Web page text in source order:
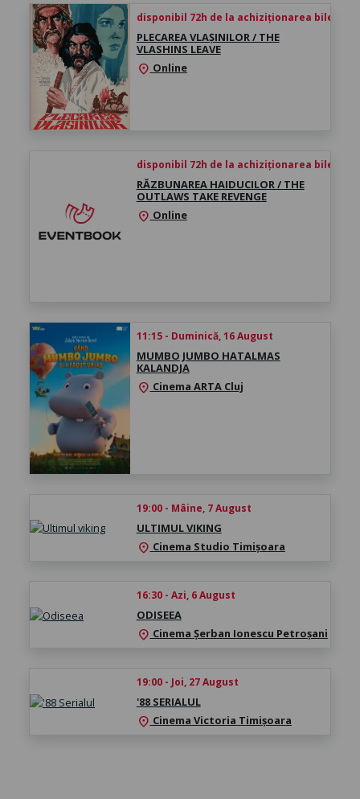
disponibil 72h de la achiziționarea biletului
PLECAREA VLAȘINILOR / THE
VLASHINS LEAVE
location_on Online
disponibil 72h de la achiziționarea biletului
RĂZBUNAREA HAIDUCILOR / THE
OUTLAWS TAKE REVENGE
location_on Online
11:15 - Duminică, 16 August
MUMBO JUMBO HATALMAS
KALANDJA
location_on Cinema ARTA Cluj
19:00 - Mâine, 7 August
ULTIMUL VIKING
location_on Cinema Studio Timișoara
16:30 - Azi, 6 August
ODISEEA
location_on Cinema Şerban Ionescu Petroșani
19:00 - Joi, 27 August
'88 SERIALUL
location_on Cinema Victoria Timișoara